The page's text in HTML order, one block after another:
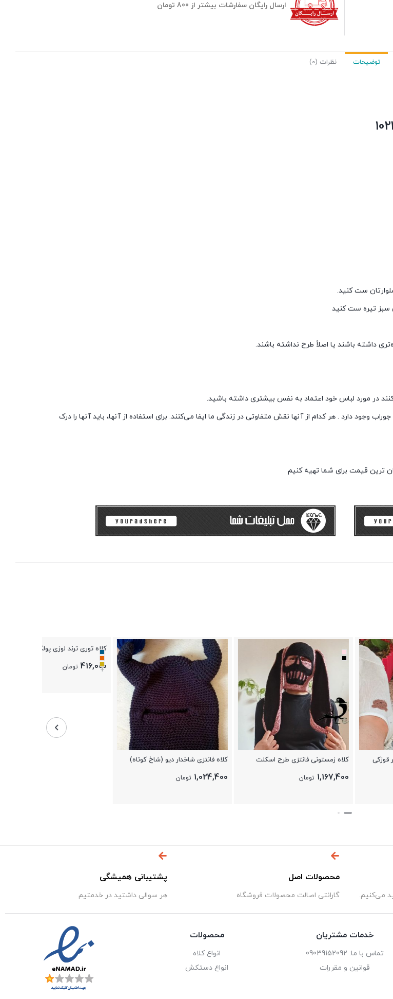
ارسال رایگان سفارشات بیشتر از 800 تومان
توضیحات نظرات (0)
ست کنید.
سبز تیره ست کنید
داشته باشند یا اصلاً طرح نداشته باشند.
در مورد لباس خود اعتماد به نفس بیشتری داشته باشید.
وجود دارد . هر کدام از آنها نقش متفاوتی در زندگی ما ایفا می‌کنند. برای استفاده از آنها، باید آنها را درک
ترین قیمت برای شما تهیه کنیم
زمستونی فانتزی طرح اسکلت
کلاه فانتزی شاخدار دیو (شاخ کوتاه)
کلاه توری ترند لوزی پولکدوزی مدل
خاتون
416,000 تومان +
می‌کنیم.
محصولات اصل
گارانتی اصالت محصولات فروشگاه
پشتیبانی همیشگی
هر سوالی داشتید در خدمتیم
خدمات مشتریان
تماس با ما: 09039152092
قوانین و مقررات
محصولات
انواع کلاه
انواع دستکش